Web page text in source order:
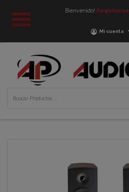
Bienvenido! Registrarse
Mi cuenta